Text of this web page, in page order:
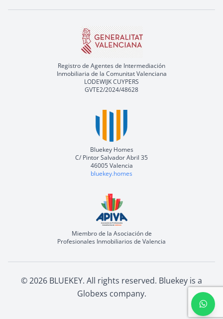
Registro de Agentes de Intermediación
Inmobiliaria de la Comunitat Valenciana
LODEWIJK CUYPERS
GVTE2/2024/48628
Bluekey Homes
C/ Pintor Salvador Abril 35
46005 Valencia
bluekey.homes
Miembro de la Asociación de
Profesionales Inmobiliarios de Valencia
©2026 BLUEKEY. All rights reserved. Bluekey is a
Globexs company.